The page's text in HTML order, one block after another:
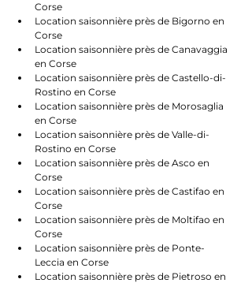
Corse
Location saisonnière près de Bigorno en
Corse
Location saisonnière près de Canavaggia
en Corse
Location saisonnière près de Castello-di-
Rostino en Corse
Location saisonnière près de Morosaglia
en Corse
Location saisonnière près de Valle-di-
Rostino en Corse
Location saisonnière près de Asco en
Corse
Location saisonnière près de Castifao en
Corse
Location saisonnière près de Moltifao en
Corse
Location saisonnière près de Ponte-
Leccia en Corse
Location saisonnière près de Pietroso en